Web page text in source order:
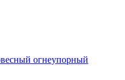
огнеупорный